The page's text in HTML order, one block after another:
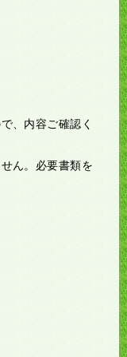
、内容ご確認く
ん。必要書類を